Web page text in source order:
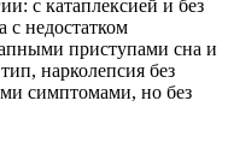
с катаплексией и без
с недостатком
приступами сна и
нарколепсия без
симптомами, но без